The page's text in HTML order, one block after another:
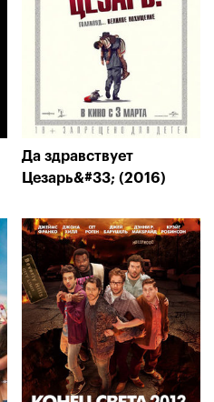
Да здравствует
Цезарь&#33; (2016)